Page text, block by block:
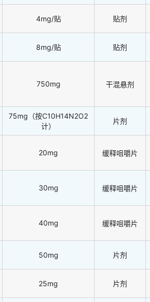
4mg/贴 贴剂
8mg/贴 贴剂
750mg 干混悬剂
75mg（按C10H14N2O2
计）
片剂
20mg 缓释咀嚼片
30mg 缓释咀嚼片
40mg 缓释咀嚼片
50mg 片剂
25mg 片剂